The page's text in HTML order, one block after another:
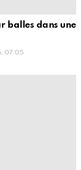
balles dans une
07:05